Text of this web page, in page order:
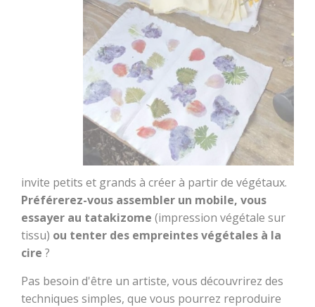
invite petits et grands à créer à partir de végétaux.
Préférerez-vous assembler un mobile, vous
essayer au tatakizome (impression végétale sur
tissu) ou tenter des empreintes végétales à la
cire ?
Pas besoin d'être un artiste, vous découvrirez des
techniques simples, que vous pourrez reproduire